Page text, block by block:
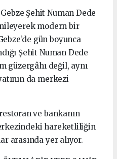
Şehit Numan Dede
modern bir
gün boyunca
Şehit Numan Dede
güzergâhı değil, aynı
da merkezi
ve bankanın
hareketliliğin
arasında yer alıyor.